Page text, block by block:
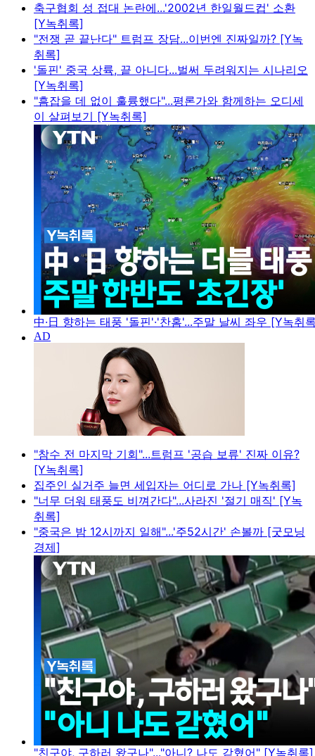
축구협회 성 접대 논란에...'2002년 한일월드컵' 소환
[Y녹취록]
"전쟁 곧 끝난다" 트럼프 장담...이번엔 진짜일까? [Y녹
취록]
'돌핀' 중국 상륙, 끝 아니다...벌써 두려워지는 시나리오
[Y녹취록]
"흠잡을 데 없이 훌륭했다"...평론가와 함께하는 오디세
이 살펴보기 [Y녹취록]
中·日 향하는 태풍 '돌핀'·'찬홈'...주말 날씨 좌우 [Y녹취
"참수 전 마지막 기회"...트럼프 '공습 보류' 진짜 이유?
[Y녹취록]
집주인 실거주 늘면 세입자는 어디로 가나 [Y녹취록]
"너무 더워 태풍도 비껴간다"...사라진 '절기 매직' [Y녹
취록]
"중국은 밤 12시까지 일해"...'주52시간' 손볼까 [굿모닝
경제]
"친구야, 구하러 왔구나"..."아니? 나도 갇혔어" [Y녹취록]